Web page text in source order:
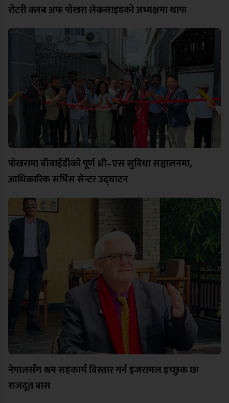
रोटरी क्लब अफ पोखरा लेकसाइडको अध्यक्षमा थापा
पोखरामा बीवाईडीको पूर्ण थ्री–एस सुविधा सञ्चालनमा,
आधिकारिक सर्भिस सेन्टर उद्घाटन
नेपालसँग श्रम सहकार्य विस्तार गर्न इजरायल इच्छुक छः
राजदूत बास